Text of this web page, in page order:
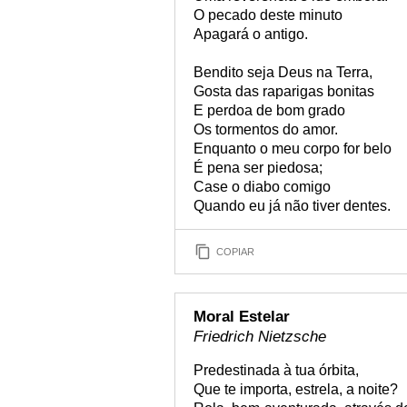
O pecado deste minuto
Apagará o antigo.
Bendito seja Deus na Terra,
Gosta das raparigas bonitas
E perdoa de bom grado
Os tormentos do amor.
Enquanto o meu corpo for belo
É pena ser piedosa;
Case o diabo comigo
Quando eu já não tiver dentes.
COPIAR
Moral Estelar
Friedrich Nietzsche
Predestinada à tua órbita,
Que te importa, estrela, a noite?